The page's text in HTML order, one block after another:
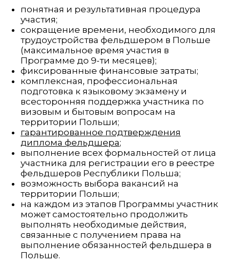
понятная и результативная процедура
участия;
сокращение времени, необходимого для
трудоустройства фельдшером в Польше
(максимальное время участия в
Программе до 9-ти месяцев);
фиксированные финансовые затраты;
комплексная, профессиональная
подготовка к языковому экзамену и
всесторонняя поддержка участника по
визовым и бытовым вопросам на
территории Польши;
гарантированное подтверждения
диплома фельдшера;
выполнение всех формальностей от лица
участника для регистрации его в реестре
фельдшеров Республики Польша;
возможность выбора вакансий на
территории Польши;
на каждом из этапов Программы участник
может самостоятельно продолжить
выполнять необходимые действия,
связанные с получением права на
выполнение обязанностей фельдшера в
Польше.